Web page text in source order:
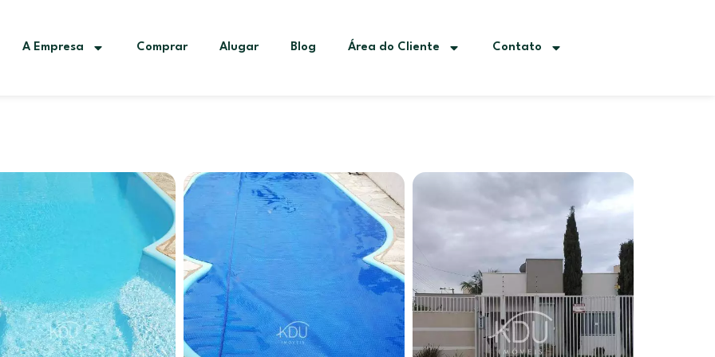
A Empresa Comprar Alugar Blog Área do Cliente Contato